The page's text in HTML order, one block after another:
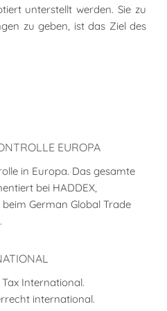
unterstellt werden. Sie zu
zu geben, ist das Ziel des
EUROPA
in Europa. Das gesamte
bei HADDEX,
German Global Trade
International.
international.